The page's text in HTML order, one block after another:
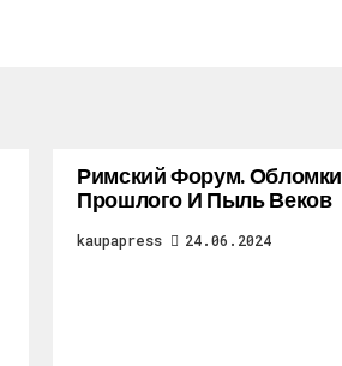
Римский Форум. Обломки
Прошлого И Пыль Веков
kaupapress 24.06.2024